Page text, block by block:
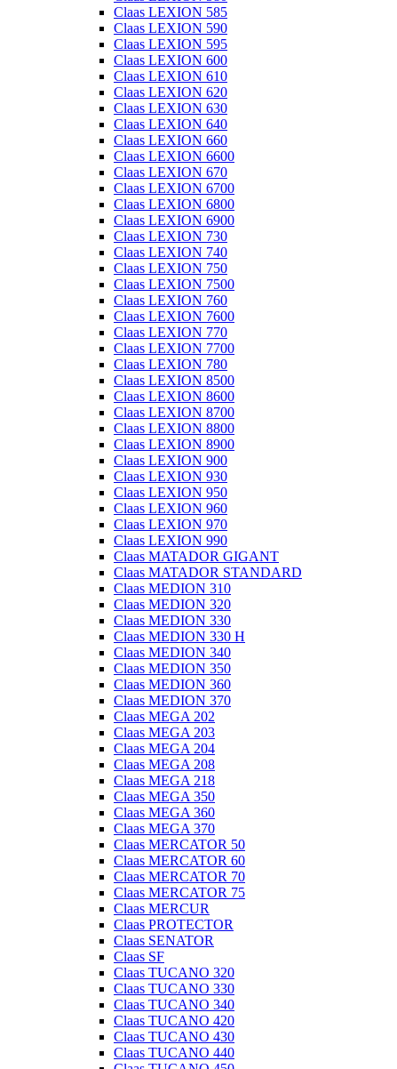
Claas LEXION 585
Claas LEXION 590
Claas LEXION 595
Claas LEXION 600
Claas LEXION 610
Claas LEXION 620
Claas LEXION 630
Claas LEXION 640
Claas LEXION 660
Claas LEXION 6600
Claas LEXION 670
Claas LEXION 6700
Claas LEXION 6800
Claas LEXION 6900
Claas LEXION 730
Claas LEXION 740
Claas LEXION 750
Claas LEXION 7500
Claas LEXION 760
Claas LEXION 7600
Claas LEXION 770
Claas LEXION 7700
Claas LEXION 780
Claas LEXION 8500
Claas LEXION 8600
Claas LEXION 8700
Claas LEXION 8800
Claas LEXION 8900
Claas LEXION 900
Claas LEXION 930
Claas LEXION 950
Claas LEXION 960
Claas LEXION 970
Claas LEXION 990
Claas MATADOR GIGANT
Claas MATADOR STANDARD
Claas MEDION 310
Claas MEDION 320
Claas MEDION 330
Claas MEDION 330 H
Claas MEDION 340
Claas MEDION 350
Claas MEDION 360
Claas MEDION 370
Claas MEGA 202
Claas MEGA 203
Claas MEGA 204
Claas MEGA 208
Claas MEGA 218
Claas MEGA 350
Claas MEGA 360
Claas MEGA 370
Claas MERCATOR 50
Claas MERCATOR 60
Claas MERCATOR 70
Claas MERCATOR 75
Claas MERCUR
Claas PROTECTOR
Claas SENATOR
Claas SF
Claas TUCANO 320
Claas TUCANO 330
Claas TUCANO 340
Claas TUCANO 420
Claas TUCANO 430
Claas TUCANO 440